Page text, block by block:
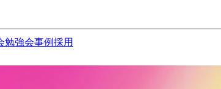
勉強会事例採用